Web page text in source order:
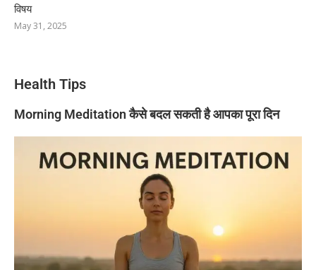
विषय
May 31, 2025
Health Tips
Morning Meditation कैसे बदल सकती है आपका पूरा दिन